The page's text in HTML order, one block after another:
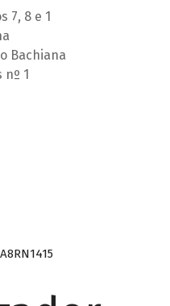
7, 8 e 1
Bachiana
1